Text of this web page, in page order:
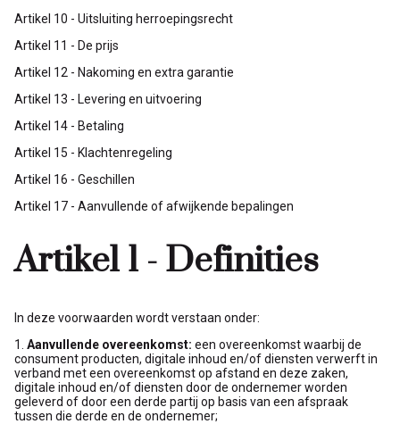
Artikel 10 - Uitsluiting herroepingsrecht
Artikel 11 - De prijs
Artikel 12 - Nakoming en extra garantie
Artikel 13 - Levering en uitvoering
Artikel 14 - Betaling
Artikel 15 - Klachtenregeling
Artikel 16 - Geschillen
Artikel 17 - Aanvullende of afwijkende bepalingen
Artikel 1 - Definities
In deze voorwaarden wordt verstaan onder:
1. Aanvullende overeenkomst: een overeenkomst waarbij de
consument producten, digitale inhoud en/of diensten verwerft in
verband met een overeenkomst op afstand en deze zaken,
digitale inhoud en/of diensten door de ondernemer worden
geleverd of door een derde partij op basis van een afspraak
tussen die derde en de ondernemer;